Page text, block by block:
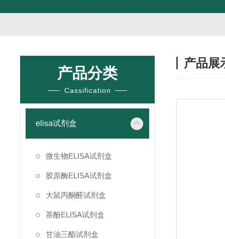
产品分类
Cassification
elisa试剂盒
微生物ELISA试剂盒
胶原酶ELISA试剂盒
大鼠丙酮醛试剂盒
茶酚ELISA试剂盒
甘油三酯试剂盒
产品展